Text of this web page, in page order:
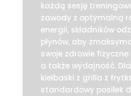
każdą sesję
zawody z optymalną
energii, składników
płynów, aby
swoje zdrowie
a także wydajność.
kiełbaski z grilla z
standardowy posiłek